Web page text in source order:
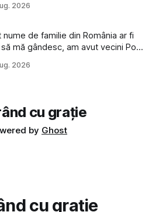
a acelui duo era cam
2026
de familie din România ar fi
mă gândesc, am avut vecini Popa
termenului de popă că ar
2026
cu grație
by Ghost
cu grație